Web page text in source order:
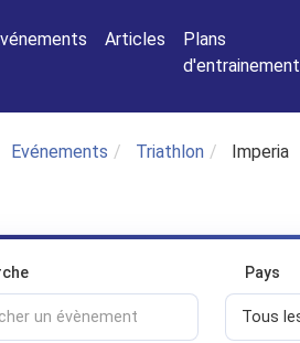
Articles
Plans
d'entrainement
Evénements Triathlon Imperia
Pays